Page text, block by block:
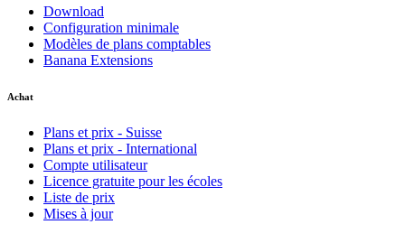
Download
Configuration minimale
Modèles de plans comptables
Banana Extensions
Achat
Plans et prix - Suisse
Plans et prix - International
Compte utilisateur
Licence gratuite pour les écoles
Liste de prix
Mises à jour